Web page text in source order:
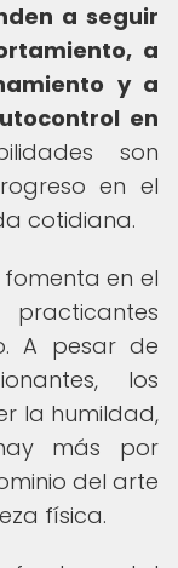
a seguir
a
y a
en
son
en el
cotidiana.
en el
A pesar de
los
la humildad,
más por
del arte
física.